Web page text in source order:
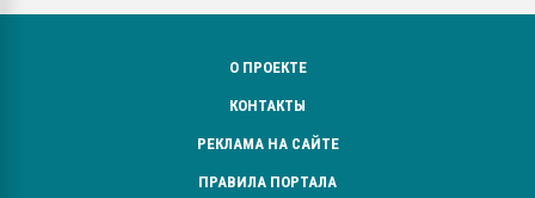
О ПРОЕКТЕ
КОНТАКТЫ
РЕКЛАМА НА САЙТЕ
ПРАВИЛА ПОРТАЛА